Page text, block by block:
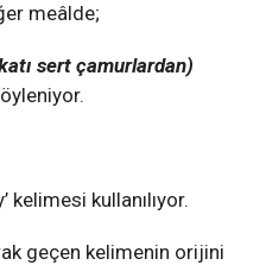
meâlde;
sert çamurlardan)
kelimesi kullanılıyor.
geçen kelimenin orijini